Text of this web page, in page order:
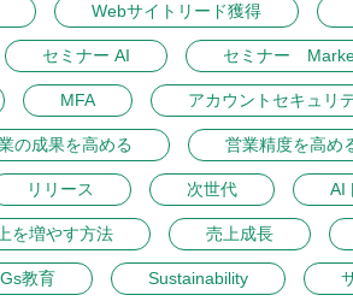
Webサイトリード獲得
セミナー AI セミナー
MFA アカウントセキュリ
の成果を高める 営業精度を高め
リリース 次世代 AI
を増やす方法 売上成長
教育 Sustainability